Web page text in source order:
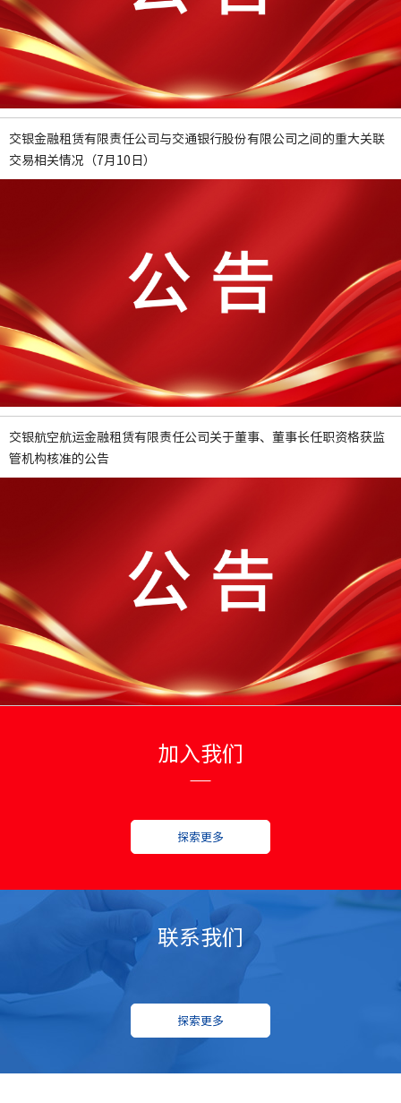
交银金融租赁有限责任公司与交通银行股份有限公司之间的重大关联
交易相关情况（7月10日）
交银航空航运金融租赁有限责任公司关于董事、董事长任职资格获监
管机构核准的公告
加入我们
探索更多
联系我们
探索更多